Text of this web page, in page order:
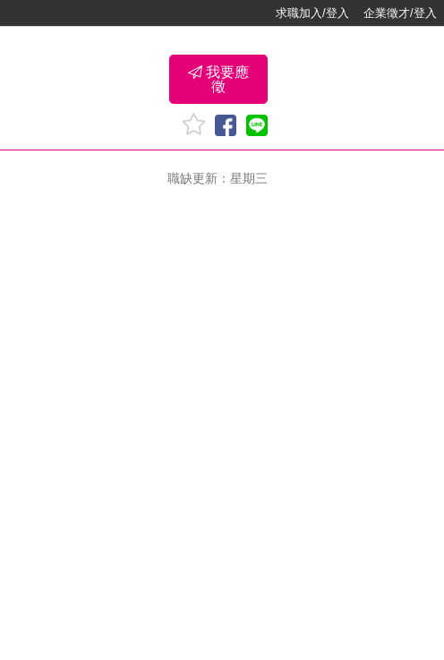
求職加入/登入 企業徵才/登入
我要應
徵
職缺更新：星期三